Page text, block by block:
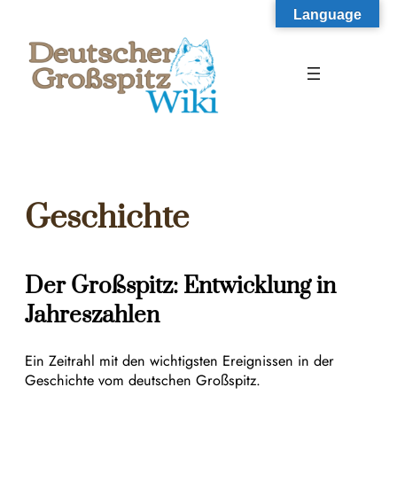
springen
Geschichte
Der Großspitz: Entwicklung in
Jahreszahlen
Ein Zeitrahl mit den wichtigsten Ereignissen in der
Geschichte vom deutschen Großspitz.
Language